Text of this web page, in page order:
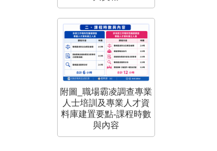
附圖_職場霸凌調查專業
人士培訓及專業人才資
料庫建置要點-課程時數
與內容